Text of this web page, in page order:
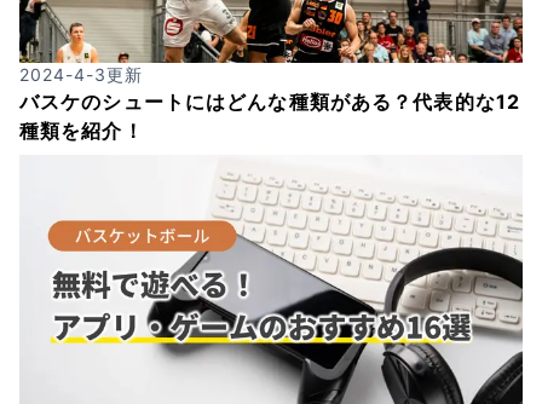
2024-4-3更新
バスケのシュートにはどんな種類がある？代表的な12
種類を紹介！